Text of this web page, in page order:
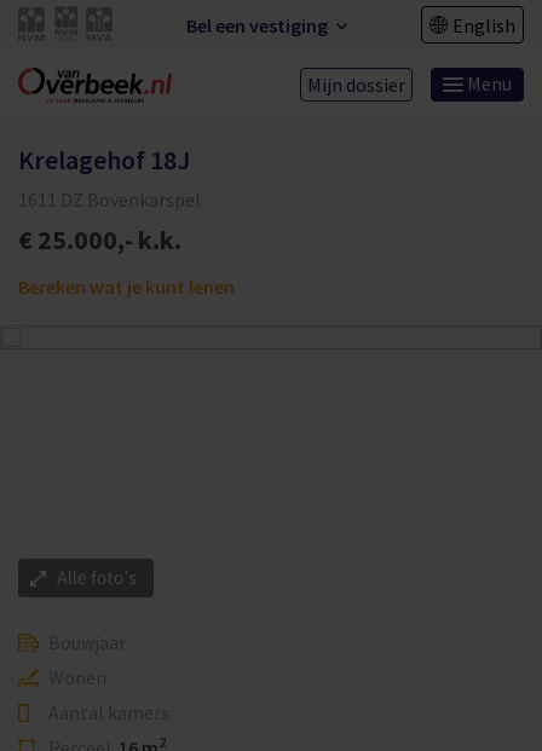
Bel een vestiging English
Mijn dossier Menu
Krelagehof 18J
1611 DZ Bovenkarspel
€ 25.000,- k.k.
Bereken wat je kunt lenen
2